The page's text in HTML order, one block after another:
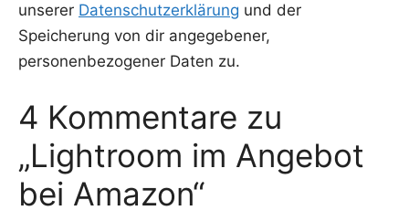
unserer Datenschutzerklärung und der
Speicherung von dir angegebener,
personenbezogener Daten zu.
4 Kommentare zu
„Lightroom im Angebot
bei Amazon“